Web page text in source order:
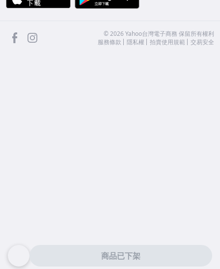
商品已下架
facebook ©2026 Yahoo台灣電子商務 保留所有權利
服務條款
隱私權 拍賣使用規範 交易安全